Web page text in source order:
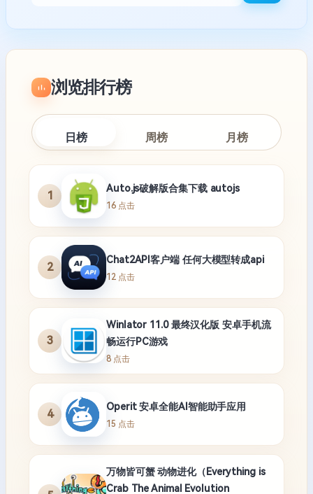
浏览排行榜
日榜 周榜 月榜
1
Auto.js破解版合集下载 autojs
16 点击
2
Chat2API客户端 任何大模型转成api
12 点击
3
Winlator 11.0 最终汉化版 安卓手机流
畅运行PC游戏
8 点击
4
Operit 安卓全能AI智能助手应用
15 点击
万物皆可蟹 动物进化（Everything is
Crab The Animal Evolution